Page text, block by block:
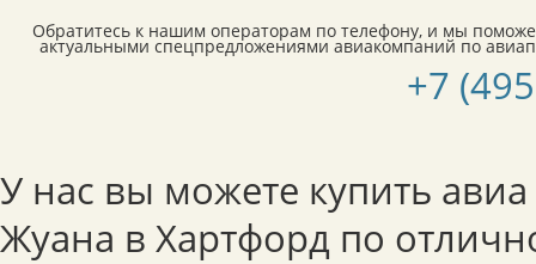
Обратитесь к нашим операторам по телефону, и мы
актуальными спецпредложениями авиакомпаний по
+7
У нас вы можете купить
Жуана в Хартфорд по